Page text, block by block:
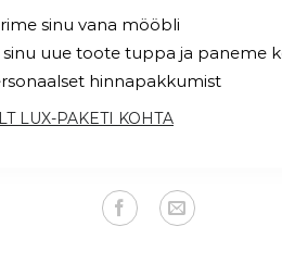
sinu vana mööbli
sinu uue toote tuppa ja paneme
hinnapakkumist
LUX-PAKETI KOHTA